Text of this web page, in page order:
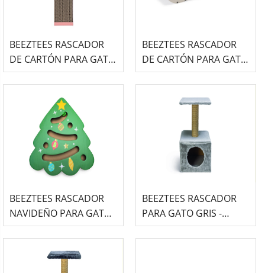
BEEZTEES RASCADOR
DE CARTÓN PARA GATO
LEOPARDO ROSA
BEEZTEES RASCADOR
DE CARTÓN PARA GATO
- POEZEL
BEEZTEES RASCADOR
NAVIDEÑO PARA GATO
CON FORMA DE ÁRBOL
DE NAVIDAD
BEEZTEES RASCADOR
PARA GATO GRIS -
CHRISTA